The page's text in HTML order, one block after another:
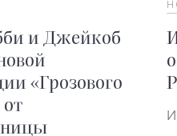
и Джейкоб
«Грозового
от